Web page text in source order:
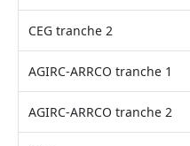
CEG tranche 2
AGIRC-ARRCO tranche 1
AGIRC-ARRCO tranche 2